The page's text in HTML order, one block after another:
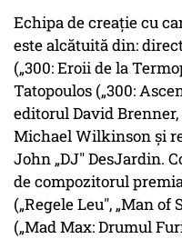
Echipa de creaţie cu
este alcătuită din:
(„300: Eroii de la
Tatopoulos („300:
editorul David
Michael Wilkinson şi
John „DJ" DesJardin.
de compozitorul
(„Regele Leu", „Man
(„Mad Max: Drumul